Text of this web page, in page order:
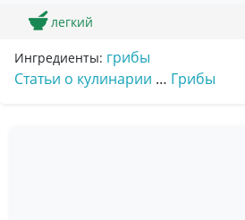
легкий
Ингредиенты: грибы
Статьи о кулинарии … Грибы